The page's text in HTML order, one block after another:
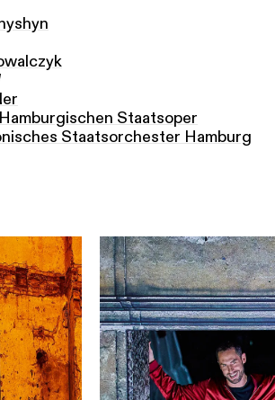
Staatsoper
Staats­orchester Hamburg